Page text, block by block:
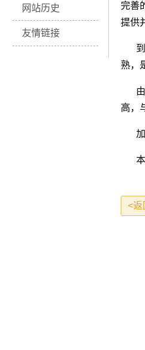
网站历史
友情链接
完善
提供
熟，
高，
<返